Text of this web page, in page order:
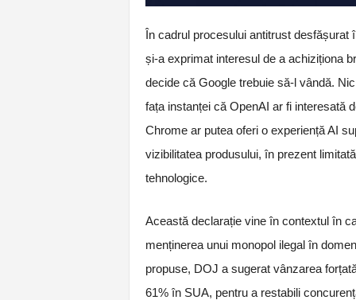
În cadrul procesului antitrust
și-a exprimat interesul de a achiziționa
decide că Google trebuie să-l vândă.
fața instanței că OpenAI ar fi interesată
Chrome ar putea oferi o experiență AI
vizibilitatea produsului, în prezent
tehnologice.
Această declarație vine în contextul în
menținerea unui monopol ilegal în
propuse, DOJ a sugerat vânzarea
61% în SUA, pentru a restabili